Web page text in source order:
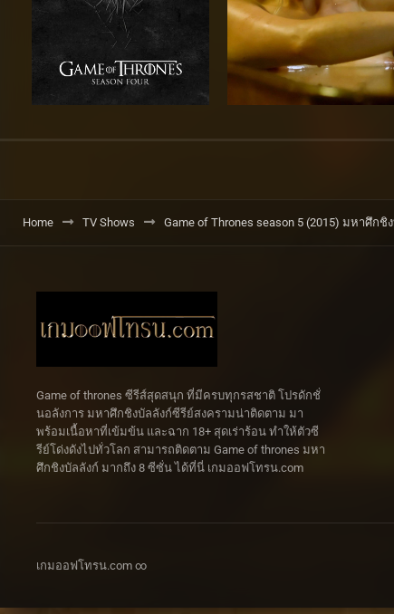
Home TV Shows Game of Thrones season 5 (2015) มหาศึกชิ
Game of thrones ซีรีส์สุดสนุก ที่มีครบทุกรสชาติ โปรดักชั่
นอลังการ มหาศึกชิงบัลลังก์ซีรีย์สงครามน่าติดตาม มา
พร้อมเนื้อหาที่เข้มข้น และฉาก 18+ สุดเร่าร้อน ทำให้ตัวซี
รีย์โด่งดังไปทั่วโลก สามารถติดตาม Game of thrones มหา
ศึกชิงบัลลังก์ มากถึง 8 ซีซั่น ได้ที่นี่ เกมออฟโทรน.com
เกมออฟโทรน.com ∞